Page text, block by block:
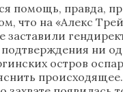
помощь, правда,
что на «Алекс
ни
остров